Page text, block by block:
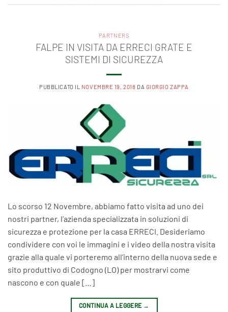
PARTNERS
FALPE IN VISITA DA ERRECI GRATE E
SISTEMI DI SICUREZZA
PUBBLICATO IL NOVEMBRE 19, 2018 DA GIORGIO ZAPPA
Lo scorso 12 Novembre, abbiamo fatto visita ad uno dei
nostri partner, l’azienda specializzata in soluzioni di
sicurezza e protezione per la casa ERRECI. Desideriamo
condividere con voi le immagini e i video della nostra visita
grazie alla quale vi porteremo all’interno della nuova sede e
sito produttivo di Codogno (LO) per mostrarvi come
nascono e con quale […]
CONTINUA A LEGGERE →